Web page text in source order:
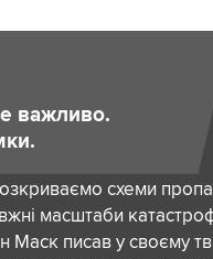
важливо.
схеми
масштаби
Маск писав у своєму